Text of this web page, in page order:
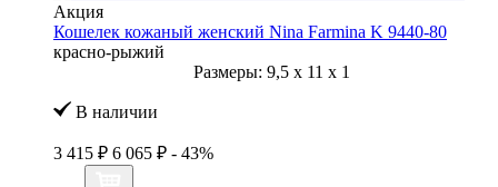
Акция
Кошелек кожаный женский Nina Farmina K 9440-80
красно-рыжий
Размеры: 9,5 x 11 x 1
В наличии
3 415 ₽ 6 065 ₽ - 43%